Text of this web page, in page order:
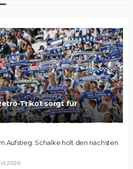
Trikot sorgt für
Aufstieg: Schalke holt den nächsten
2026